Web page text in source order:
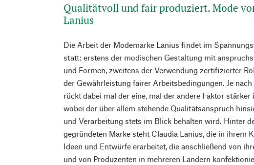
Qualitätvoll und fair produziert. Mode
Lanius
Die Arbeit der Modemarke Lanius findet im
statt: erstens der modischen Gestaltung mit
und Formen, zweitens der Verwendung zertifizierter
der Gewährleistung fairer Arbeitsbedingungen. Je
rückt dabei mal der eine, mal der andere Faktor stärker
wobei der über allem stehende Qualitätsanspruch
und Verarbeitung stets im Blick behalten wird. Hinter
gegründeten Marke steht Claudia Lanius, die in ihrem
Ideen und Entwürfe erarbeitet, die anschließend von
und von Produzenten in mehreren Ländern